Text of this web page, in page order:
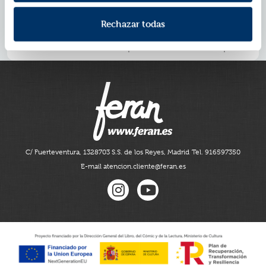
Rechazar todas
perdón y la resiliencia. Una invitación a mirar atrás sin
C/ Fuerteventura, 1328703 S.S. de los Reyes, Madrid Tel. 916597350
E-mail atencion.cliente@feran.es